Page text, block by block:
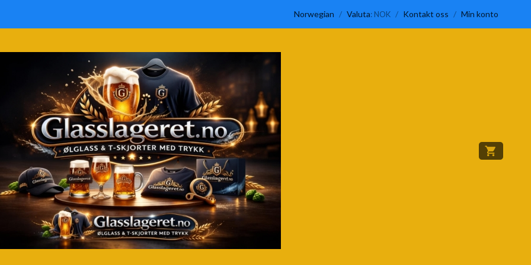
Norwegian / Valuta: NOK / Kontakt oss / Min konto